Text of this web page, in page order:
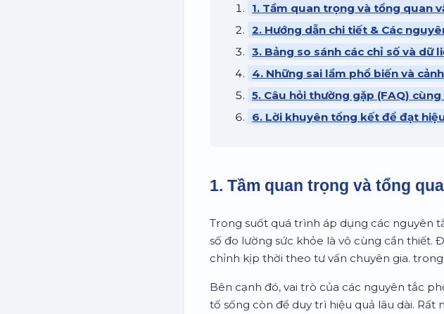
1. Tầm quan trọng và tổng quan
2. Hướng dẫn chi tiết & Các
3. Bảng so sánh các chỉ số và dữ
4. Những sai lầm phổ biến và
5. Câu hỏi thường gặp (FAQ)
6. Lời khuyên tổng kết để đạt
1. Tầm quan trọng và tổng
Trong suốt quá trình áp dụng các nguyên
số đo lường sức khỏe là vô cùng cần thiết.
chỉnh kịp thời theo tư vấn chuyên gia.
Bên cạnh đó, vai trò của các nguyên tắc
tố sống còn để duy trì hiệu quả lâu dài.